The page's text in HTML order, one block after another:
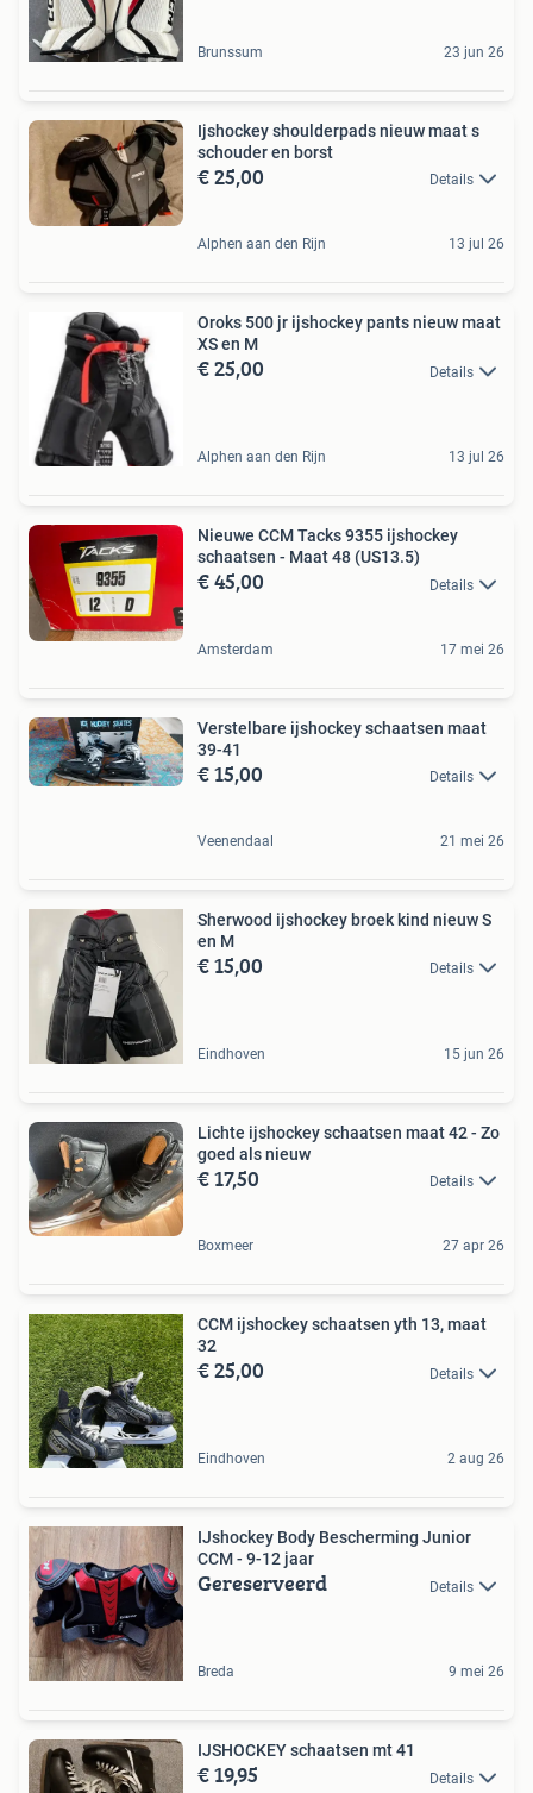
Brunssum 23 jun 26
Ijshockey shoulderpads nieuw maat s
schouder en borst
€ 25,00 Details
Alphen aan den Rijn 13 jul 26
Oroks 500 jr ijshockey pants nieuw maat
XS en M
€ 25,00 Details
Alphen aan den Rijn 13 jul 26
Nieuwe CCM Tacks 9355 ijshockey
schaatsen - Maat 48 (US13.5)
€ 45,00 Details
Amsterdam 17 mei 26
Verstelbare ijshockey schaatsen maat
39-41
€ 15,00 Details
Veenendaal 21 mei 26
Sherwood ijshockey broek kind nieuw S
en M
€ 15,00 Details
Eindhoven 15 jun 26
Lichte ijshockey schaatsen maat 42 - Zo
goed als nieuw
€ 17,50 Details
Boxmeer 27 apr 26
CCM ijshockey schaatsen yth 13, maat
32
€ 25,00 Details
Eindhoven 2 aug 26
IJshockey Body Bescherming Junior
CCM - 9-12 jaar
Gereserveerd Details
Breda 9 mei 26
IJSHOCKEY schaatsen mt 41
€ 19,95 Details